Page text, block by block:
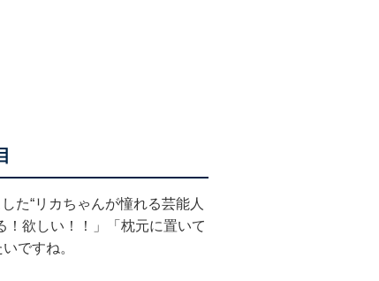
た“リカちゃんが憧れる芸能人
！欲しい！！」「枕元に置いて
ですね。